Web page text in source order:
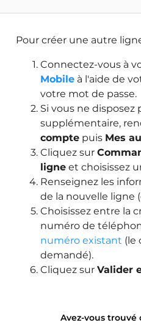
Pour créer une autre
Connectez-vous à
Mobile à l'aide de
votre mot de passe.
Si vous ne disposez
supplémentaire,
compte puis Mes
Cliquez sur
ligne et choisissez
Renseignez les
de la nouvelle ligne
Choisissez entre la
numéro de
numéro existant (le
demandé).
Cliquez surValider
Avez-vous